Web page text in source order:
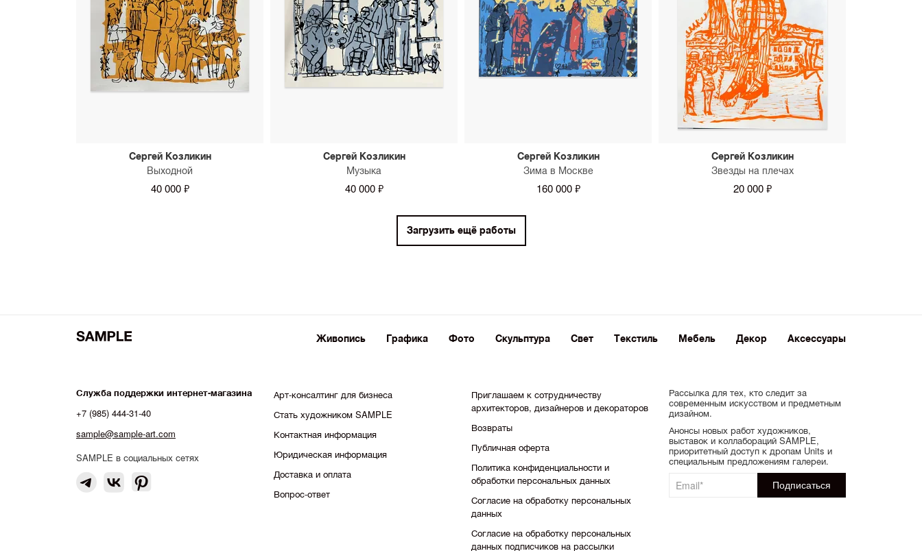
Сергей Козликин
Выходной
40 000 ₽
Сергей Козликин
Музыка
40 000 ₽
Сергей Козликин
Зима в Москве
160 000 ₽
Сергей Козликин
Звезды на плечах
20 000 ₽
Загрузить ещё работы
Живопись Графика Фото Скульптура Свет Текстиль Мебель Декор Аксессуары
Служба поддержки интернет-магазина
+7 (985) 444-31-40
sample@sample-art.com
SAMPLE в социальных сетях
Арт-консалтинг для бизнеса
Стать художником SAMPLE
Контактная информация
Юридическая информация
Доставка и оплата
Вопрос-ответ
Приглашаем к сотрудничеству
архитекторов, дизайнеров и декораторов
Возвраты
Публичная оферта
Политика конфиденциальности и
обработки персональных данных
Согласие на обработку персональных
данных
Согласие на обработку персональных
данных подписчиков на рассылки
Рассылка для тех, кто следит за
современным искусством и предметным
дизайном.
Анонсы новых работ художников,
выставок и коллабораций SAMPLE,
приоритетный доступ к дропам Units и
специальным предложениям галереи.